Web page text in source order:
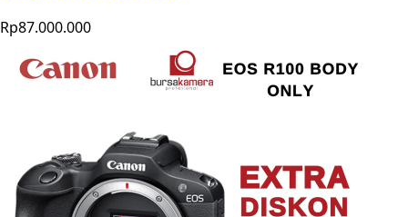
Rp87.000.000